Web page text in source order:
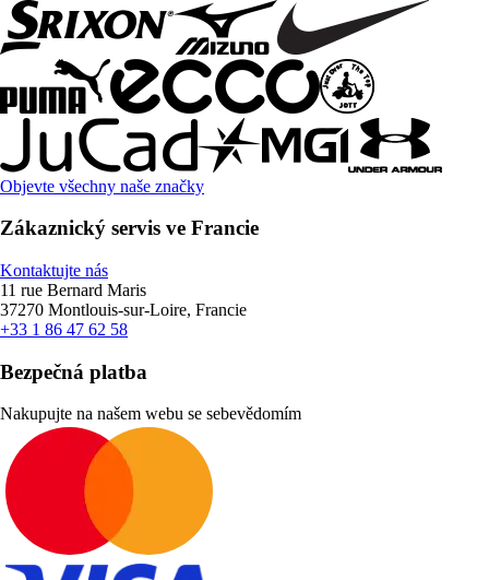
Objevte všechny naše značky
Zákaznický servis ve Francie
Kontaktujte nás
11 rue Bernard Maris
37270 Montlouis-sur-Loire, Francie
+33 1 86 47 62 58
Bezpečná platba
Nakupujte na našem webu se sebevědomím